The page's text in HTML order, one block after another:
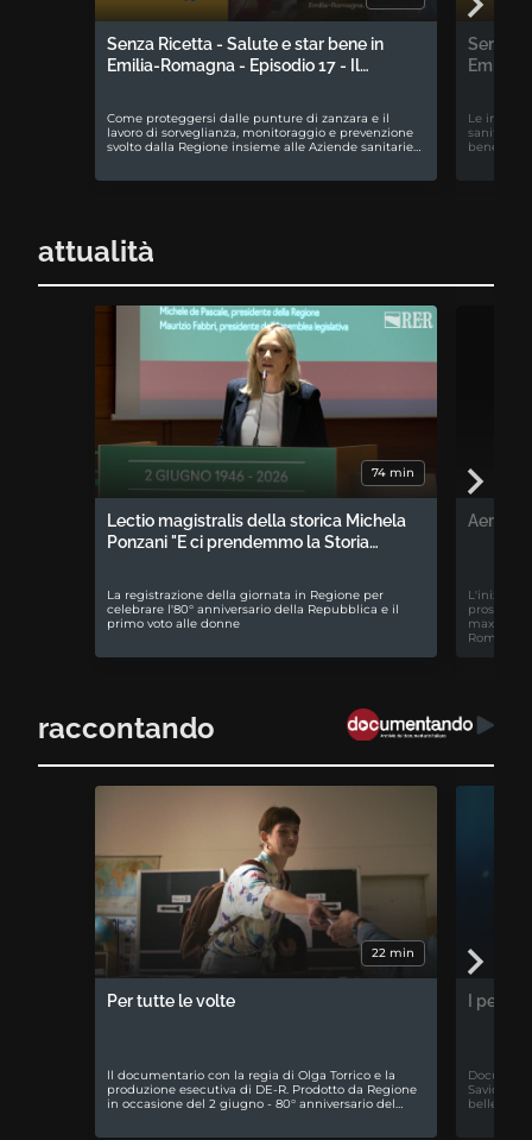
Senza Ricetta - Salute e star bene in
Emilia-Romagna - Episodio 17 - Il…
Come proteggersi dalle punture di zanzara e il
lavoro di sorveglianza, monitoraggio e prevenzione
svolto dalla Regione insieme alle Aziende sanitarie…
Senza
Emilia-
Le
sanitari
attualità
74 min
Lectio magistralis della storica Michela
Ponzani "E ci prendemmo la Storia…
La registrazione della giornata in Regione per
celebrare l'80° anniversario della Repubblica e il
primo voto alle donne
Aemilia
Romagna
raccontando
22 min
Per tutte le volte
ll documentario con la regia di Olga Torrico e la
produzione esecutiva di DE-R. Prodotto da Regione
in occasione del 2 giugno - 80° anniversario del…
I
Savio. La
bellezza